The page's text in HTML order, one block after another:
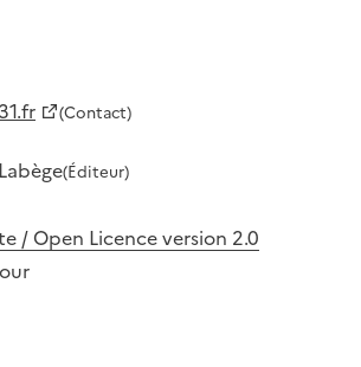
(Contact)
(Éditeur)
/ Open Licence version 2.0